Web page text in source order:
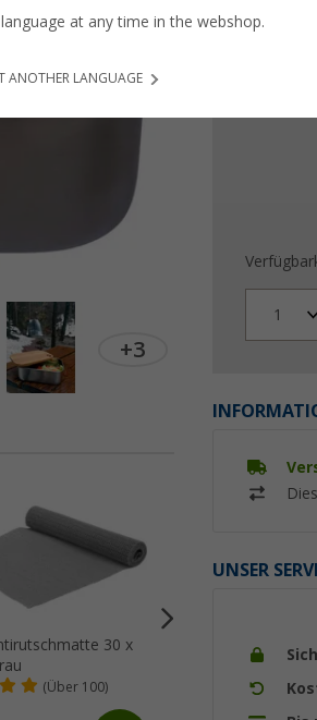
+3
Volumen
1
UNSER
30 x
(Über 100)
Berger Ablagenetz L
at any time in the webshop.
ANOTHER LANGUAGE